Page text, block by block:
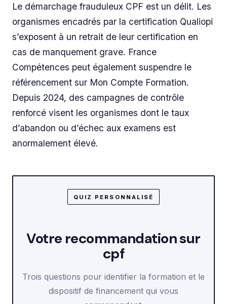
Le démarchage frauduleux CPF est un délit. Les
organismes encadrés par la certification Qualiopi
s’exposent à un retrait de leur certification en
cas de manquement grave. France
Compétences peut également suspendre le
référencement sur Mon Compte Formation.
Depuis 2024, des campagnes de contrôle
renforcé visent les organismes dont le taux
d’abandon ou d’échec aux examens est
anormalement élevé.
QUIZ PERSONNALISÉ
Votre recommandation sur
cpf
Trois questions pour identifier la formation et le
dispositif de financement qui vous